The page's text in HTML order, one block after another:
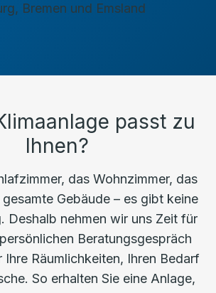
Bremen und Emsland
passt zu
Ihnen?
das Wohnzimmer, das
Gebäude – es gibt keine
Deshalb nehmen wir uns Zeit für
Beratungsgespräch
Ihre Räumlichkeiten, Ihren Bedarf
So erhalten Sie eine Anlage,